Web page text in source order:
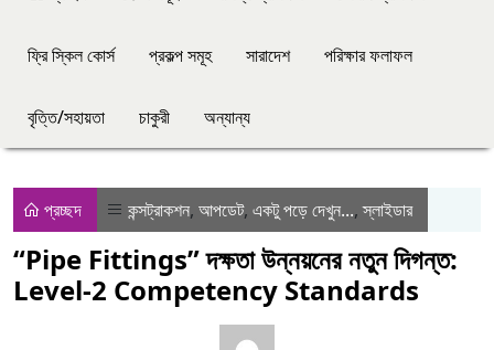
ফ্রি স্কিল কোর্স প্রকল্প সমূহ সারাদেশ পরিক্ষার ফলাফল
বৃত্তি/সহায়তা চাকুরী অন্যান্য
প্রচ্ছদ কন্সট্রাকশন, আপডেট, একটু পড়ে দেখুন...,স্লাইডার
“Pipe Fittings” দক্ষতা উন্নয়নের নতুন দিগন্ত:
Level-2 Competency Standards